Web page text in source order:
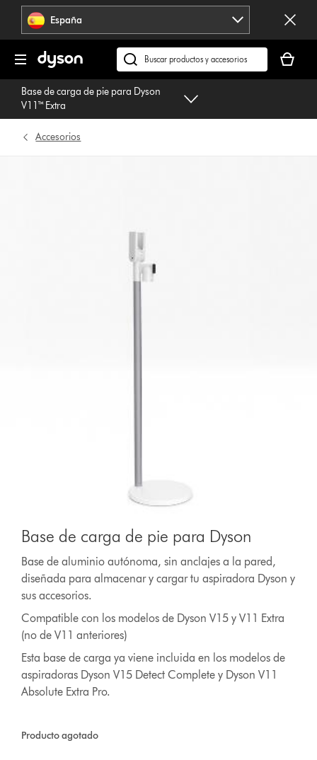
Omitir
navegación España
Buscar
en
dyson.es
cesta
está
Base de carga de pie para Dyson
V11™ Extra
Accesorios
Base de carga de pie para Dyson
Base de aluminio autónoma, sin anclajes a la pared,
diseñada para almacenar y cargar tu aspiradora Dyson y
sus accesorios.
Compatible con los modelos de Dyson V15 y V11 Extra
(no de V11 anteriores)
Esta base de carga ya viene incluida en los modelos de
aspiradoras Dyson V15 Detect Complete y Dyson V11
Absolute Extra Pro.
Producto agotado